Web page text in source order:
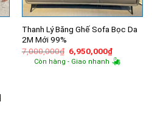
Thanh Lý Băng Ghế Sofa Bọc Da
2M Mới 99%
7,000,000₫ Giá
gốc
là:
6,950,000₫Giá
hiện
tại
Còn hàng - Giao nhanh